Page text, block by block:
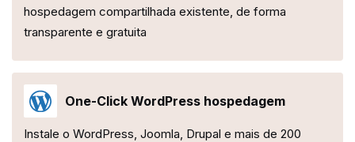
hospedagem compartilhada existente, de forma
transparente e gratuita
One-Click WordPress hospedagem
Instale o WordPress, Joomla, Drupal e mais de 200